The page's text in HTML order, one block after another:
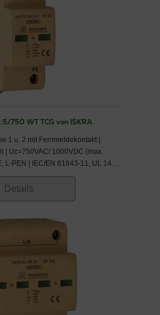
750 WT TCG von ISKRA
1 u. 2 mit Fernmeldekontakt |
| Uc=750VAC/ 1000VDC (max.
L-PEN | IEC/EN 61643-11, UL 1449
Klasse I,II/ Typ 1,2/ B+C
Details